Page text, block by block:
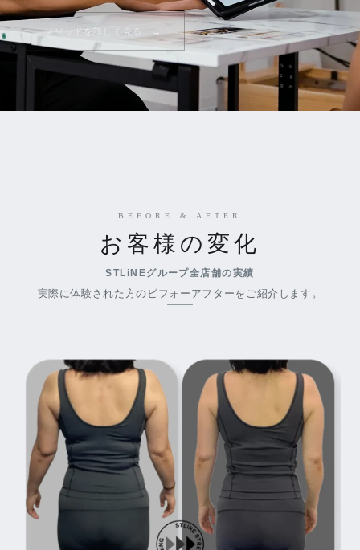
メソッドを詳しく見る
BEFORE & AFTER
お客様の変化
STLiNEグループ全店舗の実績
実際に体験された方のビフォーアフターをご紹介します。